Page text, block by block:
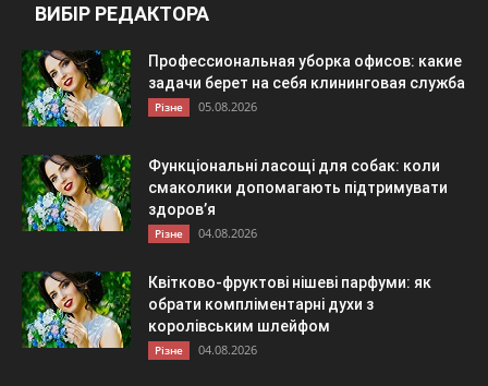
ВИБІР РЕДАКТОРА
Профессиональная уборка офисов: какие
задачи берет на себя клининговая служба
Різне 05.08.2026
Функціональні ласощі для собак: коли
смаколики допомагають підтримувати
здоров’я
Різне 04.08.2026
Квітково-фруктові нішеві парфуми: як
обрати компліментарні духи з
королівським шлейфом
Різне 04.08.2026